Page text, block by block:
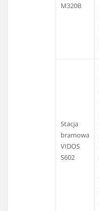
M320B
Stacja
bramowa
VIDOS
S602